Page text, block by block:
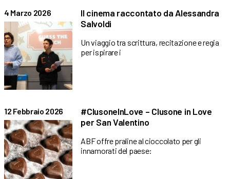
4 Marzo 2026
Il cinema raccontato da Alessandra
Salvoldi
Un viaggio tra scrittura, recitazione e regia
per ispirare i
12 Febbraio 2026
#ClusoneInLove – Clusone in Love
per San Valentino
ABF offre praline al cioccolato per gli
innamorati del paese: